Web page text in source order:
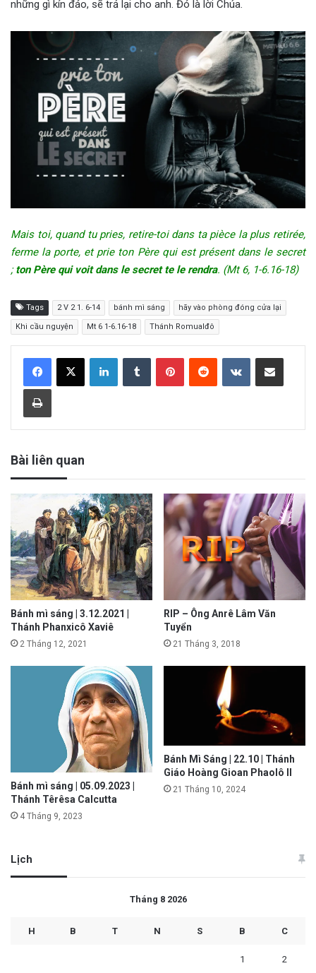
những gì kín đáo, sẽ trả lại cho anh. Đó là lời Chúa.
Mais toi, quand tu pries, retire-toi dans ta pièce la plus retirée,
ferme la porte, et prie ton Père qui est présent dans le secret
;ton Père qui voit dans le secret te le rendra. (Mt 6, 1-6.16-18)
Tags 2 V 2 1. 6-14 bánh mì sáng hãy vào phòng đóng cửa lại
Khi cầu nguyện Mt 6 1-6.16-18 Thánh Romualđô
Bài liên quan
Bánh mì sáng | 3.12.2021 |
Thánh Phanxicô Xaviê
2 Tháng 12, 2021
RIP – Ông Anrê Lâm Văn
Tuyển
21 Tháng 3, 2018
Bánh mì sáng | 05.09.2023 |
Thánh Têrêsa Calcutta
4 Tháng 9, 2023
Bánh Mì Sáng | 22.10 | Thánh
Giáo Hoàng Gioan Phaolô II
21 Tháng 10, 2024
Lịch
Tháng 8 2026
H B T N S B C
1 2